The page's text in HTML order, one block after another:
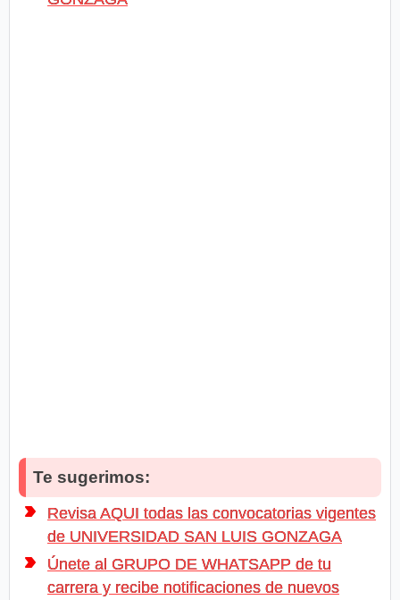
Te sugerimos:
Revisa AQUI todas las convocatorias vigentes
de UNIVERSIDAD SAN LUIS GONZAGA
Únete al GRUPO DE WHATSAPP de tu
carrera y recibe notificaciones de nuevos